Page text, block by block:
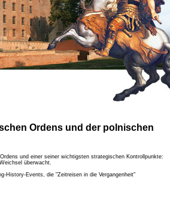
Ordens und der polnischen
und einer seiner wichtigsten strategischen Kontrollpunkte:
überwacht.
History-Events, die "Zeitreisen in die Vergangenheit"